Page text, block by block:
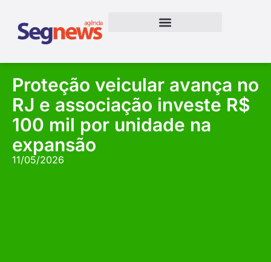
Proteção veicular avança no
RJ e associação investe R$
100 mil por unidade na
expansão
11/05/2026